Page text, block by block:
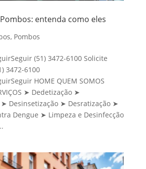
entenda como eles
, Pombos
(51) 3472-6100 Solicite
3472-6100
HOME QUEM SOMOS
➤ Dedetização ➤
Desinsetização ➤ Desratização ➤
Dengue ➤ Limpeza e Desinfecção